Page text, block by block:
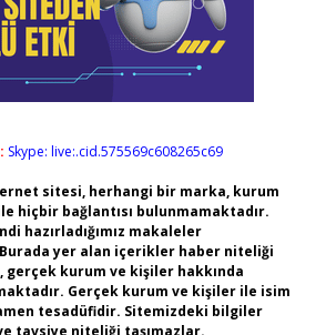
Skype: live:.cid.575569c608265c69
sitesi, herhangi bir marka, kurum
hiçbir bağlantısı bulunmamaktadır.
hazırladığımız makaleler
yer alan içerikler haber niteliği
gerçek kurum ve kişiler hakkında
Gerçek kurum ve kişiler ile isim
tesadüfidir. Sitemizdeki bilgiler
tavsiye niteliği taşımazlar.